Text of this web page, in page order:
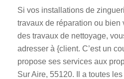
Si vos installations de
travaux de réparation ou bien
des travaux de nettoyage,
adresser à {client. C’est un
propose ses services aux
Sur Aire, 55120. Il a toutes